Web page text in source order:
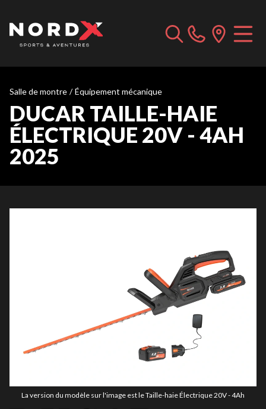
Salle de montre / Équipement mécanique
DUCAR TAILLE-HAIE
ÉLECTRIQUE 20V - 4AH
2025
La version du modèle sur l'image est le Taille-haie Électrique 20V - 4Ah